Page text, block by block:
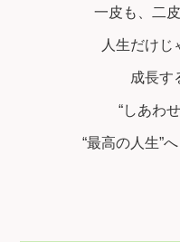
一皮も、二
人生だけじ
成長す
“しあわ
“最高の人生”